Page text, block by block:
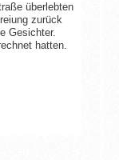
überlebten
zurück
Gesichter.
hatten.